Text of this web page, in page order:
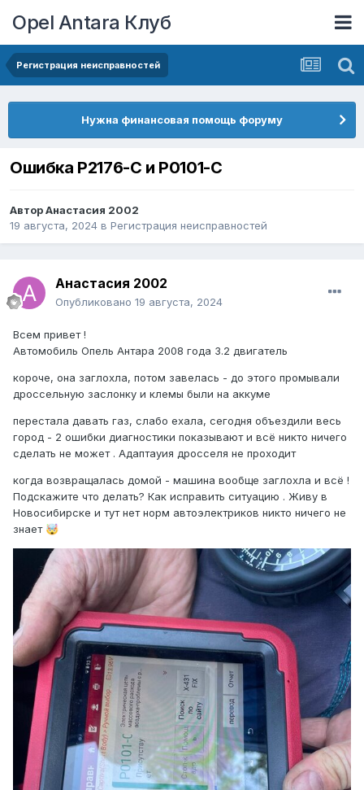
Opel Antara Клуб
Регистрация неисправностей
Нужна финансовая помощь форуму
Ошибка Р2176-С и Р0101-С
АвторАнастасия 2002
19 августа, 2024 в Регистрация неисправностей
Анастасия 2002
Опубликовано 19 августа, 2024
Всем привет !
Автомобиль Опель Антара 2008 года 3.2 двигатель
короче, она заглохла, потом завелась - до этого промывали
дроссельную заслонку и клемы были на аккуме
перестала давать газ, слабо ехала, сегодня объездили весь
город - 2 ошибки диагностики показывают и всё никто ничего
сделать не может . Адаптауия дросселя не проходит
когда возвращалась домой - машина вообще заглохла и всё !
Подскажите что делать? Как исправить ситуацию . Живу в
Новосибирске и тут нет норм автоэлектриков никто ничего не
знает 🤯